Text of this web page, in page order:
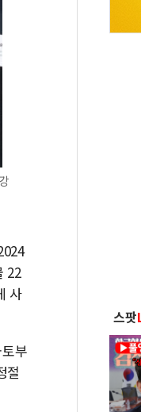
22
사
부
절
스팟